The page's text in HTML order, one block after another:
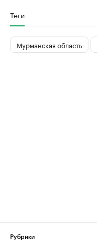
Теги
Мурманская область
Рубрики